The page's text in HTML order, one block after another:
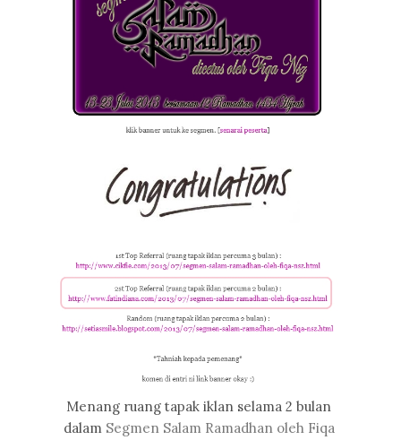
Menang ruang tapak iklan selama 2 bulan
dalam Segmen Salam Ramadhan oleh Fiqa